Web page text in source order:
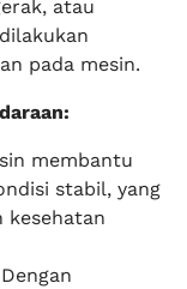
atau
pada mesin.
membantu
stabil, yang
kesehatan
Dengan